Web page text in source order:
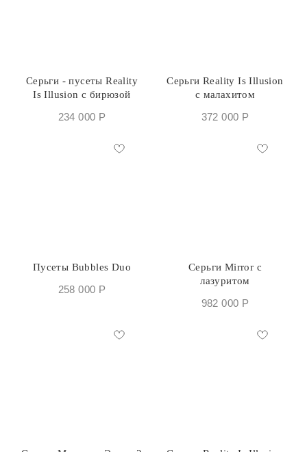
Серьги - пусеты Reality
Is Illusion с бирюзой
234 000 Р
Серьги Reality Is Illusion
с малахитом
372 000 Р
Пусеты Bubbles Duo
258 000 Р
Серьги Mirror с
лазуритом
982 000 Р